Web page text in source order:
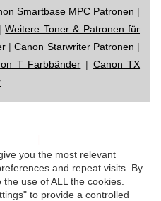
Smartbase MPC Patronen |
|Weitere Toner & Patronen für
|Canon Starwriter Patronen |
T Farbbänder | Canon TX
you the most relevant
and repeat visits. By
use of ALL the cookies.
to provide a controlled